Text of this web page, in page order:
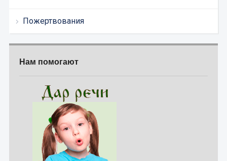
Пожертвования
Нам помогают